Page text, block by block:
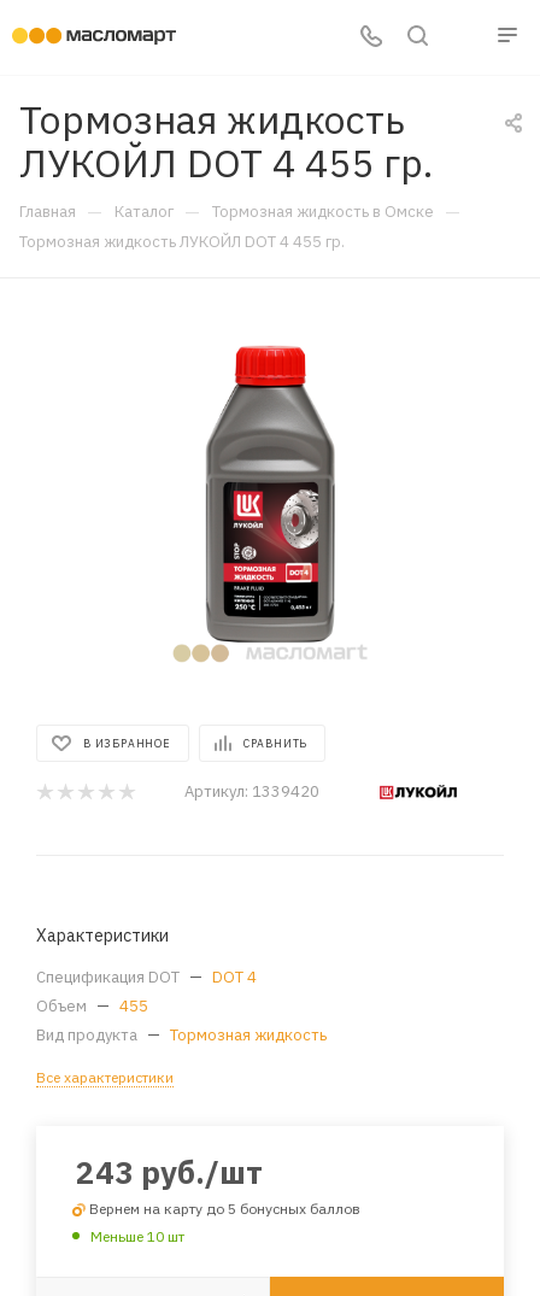
Тормозная жидкость
ЛУКОЙЛ DOT 4 455 гр.
Главная — Каталог — Тормозная жидкость в Омске —
Тормозная жидкость ЛУКОЙЛ DOT 4 455 гр.
В ИЗБРАННОЕ СРАВНИТЬ
Артикул: 1339420
Характеристики
Спецификация DOT — DOT 4
Объем — 455
Вид продукта — Тормозная жидкость
Все характеристики
243 руб./шт
Вернем на карту до 5 бонусных баллов
Меньше 10 шт